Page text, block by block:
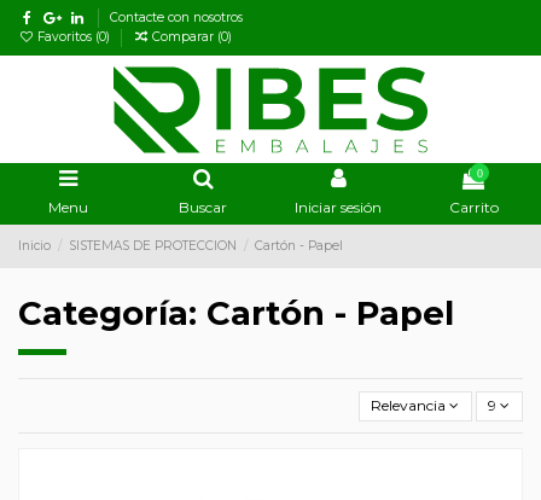
Contacte con nosotros
Favoritos (0) Comparar (0)
Menu Buscar Iniciar sesión
0
Carrito
Inicio SISTEMAS DE PROTECCION Cartón - Papel
Categoría: Cartón - Papel
Relevancia 9